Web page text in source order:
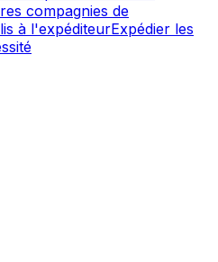
compagnies de
à l'expéditeurExpédier les